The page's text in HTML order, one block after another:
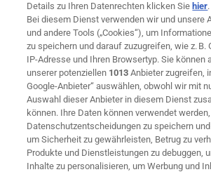
Golfverbände
Marktplatz
GolfNow Übersicht
GolfNow Account Management
GolfNow Marketing
Support
Details zu Ihren Datenrechten klicken Sie hier.
Bei diesem Dienst verwenden wir und unsere
und andere Tools („Cookies“), um
zu speichern und darauf zuzugreifen, wie z. B.
IP-Adresse und Ihren Browsertyp. Sie können
unserer potenziellen 1013 Anbieter zugreifen,
Google-Anbieter“ auswählen, obwohl wir mit
Auswahl dieser Anbieter in diesem Dienst
können. Ihre Daten können verwendet
Datenschutzentscheidungen zu speichern
um Sicherheit zu gewährleisten, Betrug zu
Produkte und Dienstleistungen zu debuggen,
Inhalte zu personalisieren, um Werbung und